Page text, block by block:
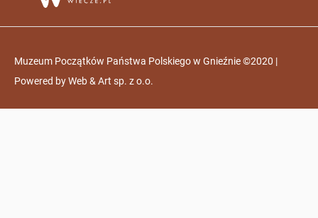
Muzeum Początków Państwa Polskiego w Gnieźnie ©2020 |
Powered byWeb & Art sp. z o.o.